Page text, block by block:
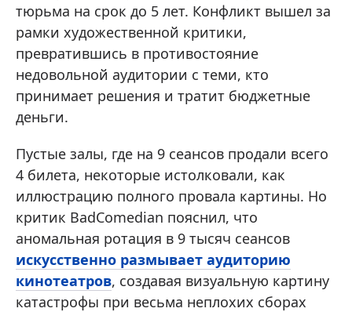
тюрьма на срок до 5 лет. Конфликт вышел за
рамки художественной критики,
превратившись в противостояние
недовольной аудитории с теми, кто
принимает решения и тратит бюджетные
деньги.
Пустые залы, где на 9 сеансов продали всего
4 билета, некоторые истолковали, как
иллюстрацию полного провала картины. Но
критик BadComedian пояснил, что
аномальная ротация в 9 тысяч сеансов
искусственно размывает аудиторию
кинотеатров, создавая визуальную картину
катастрофы при весьма неплохих сборах